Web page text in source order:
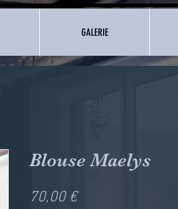
GALERIE
Blouse Maelys
70,00 €Prix